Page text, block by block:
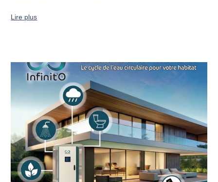
Lire plus